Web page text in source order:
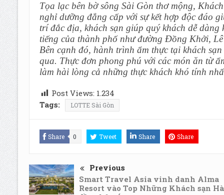
Tọa lạc bên bờ sông Sài Gòn thơ mộng,
nghỉ dưỡng đẳng cấp với sự kết hợp độc đáo
trí đắc địa, khách sạn giúp quý khách dễ
tiếng của thành phố như đường Đồng Khởi,
Bên cạnh đó, hành trình ẩm thực tại khách
qua. Thực đơn phong phú với các món ăn từ
làm hài lòng cả những thực khách khó tính
Post Views: 1.234
Tags:
LOTTE Sài Gòn
Share 0 Tweet Share Share
Previous
Smart Travel Asia vinh danh Alma
Resort vào Top Những Khách sạn